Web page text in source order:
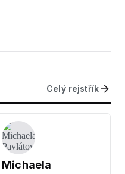
Celý rejstřík
Michaela